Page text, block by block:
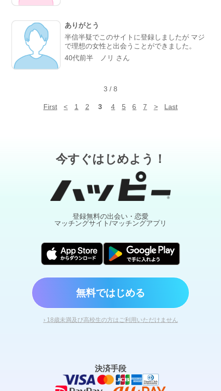
トは、いま、仕事が、転勤になった ばかりな
ので、毎週とはいかなくなりましたが、前は、
基本、毎週でした。 話も、考え方も、よくあ
います。 出会って。最初のころに、結婚した
いといわれました。 いまも、気持ちはかわら
す。 そのうち、 「待てば海路の日和あり」 に
ています。 生まれてきて、彼氏に出会えたこ
ありがとう
半信半疑でこのサイトに登録しましたが マジ
で理想の女性と出会うことができました。
40代前半 ノリ さん
3 / 8
First < 1 2 3 4 5 6 7 > Last
今すぐはじめよう！
登録無料の出会い・恋愛
マッチングサイト/マッチングアプリ
無料ではじめる
› 18歳未満及び高校生の方はご利用いただけません
決済手段